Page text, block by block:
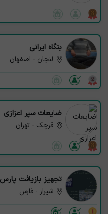
بنگاه ایرانی
لنجان - اصفهان
ضایعات سپر اعزازی
قرچک - تهران
تجهیز بازیافت پارس
شیراز - فارس